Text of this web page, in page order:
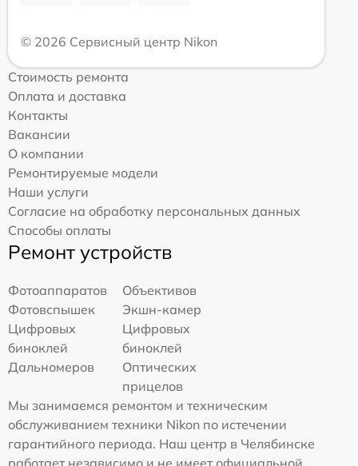
© 2026 Сервисный центр Nikon
Стоимость ремонта
Оплата и доставка
Контакты
Вакансии
О компании
Ремонтируемые модели
Наши услуги
Согласие на обработку персональных данных
Способы оплаты
Ремонт устройств
Фотоаппаратов
Объективов
Фотовспышек
Экшн-камер
Цифровых
биноклей
Цифровых
биноклей
Дальномеров
Оптических
прицелов
Мы занимаемся ремонтом и техническим
обслуживанием техники Nikon по истечении
гарантийного периода. Наш центр в Челябинске